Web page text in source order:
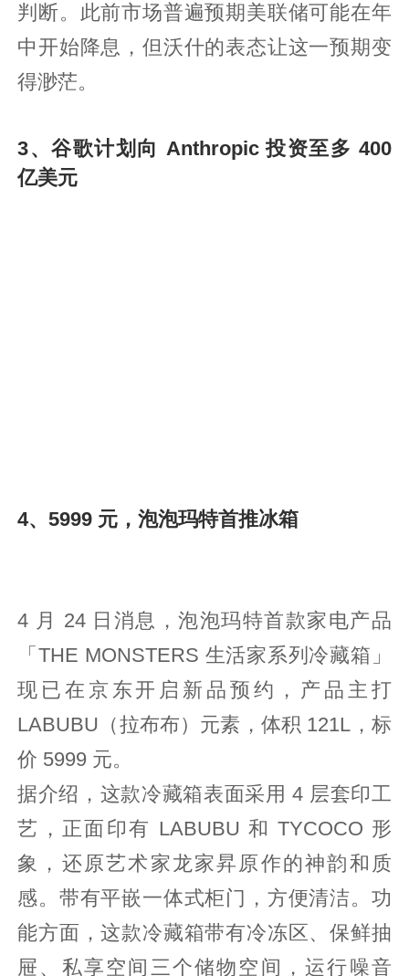
判断。此前市场普遍预期美联储可能在年
中开始降息，但沃什的表态让这一预期变
得渺茫。
3、谷歌计划向 Anthropic 投资至多 400
亿美元
4、5999 元，泡泡玛特首推冰箱
4 月 24 日消息，泡泡玛特首款家电产品
「THE MONSTERS 生活家系列冷藏箱」
现已在京东开启新品预约，产品主打
LABUBU（拉布布）元素，体积 121L，标
价 5999 元。
据介绍，这款冷藏箱表面采用 4 层套印工
艺，正面印有 LABUBU 和 TYCOCO 形
象，还原艺术家龙家昇原作的神韵和质
感。带有平嵌一体式柜门，方便清洁。功
能方面，这款冷藏箱带有冷冻区、保鲜抽
屉、私享空间三个储物空间，运行噪音